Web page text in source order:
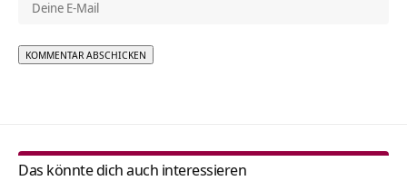
Das könnte dich auch interessieren